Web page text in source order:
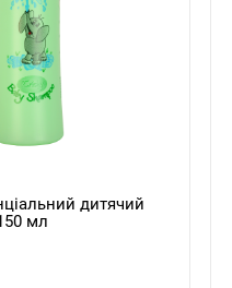
дитячий
мл